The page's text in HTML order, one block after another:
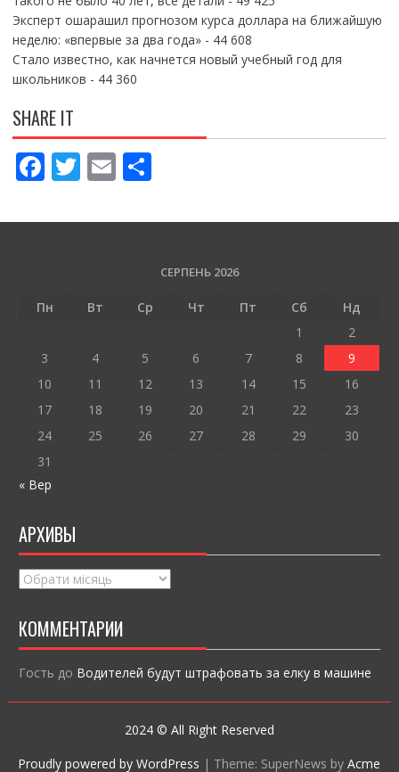
Эксперт ошарашил прогнозом курса доллара на ближайшую
неделю: «впервые за два года»- 44 608
Стало известно, как начнется новый учебный год для
школьников - 44 360
SHARE IT
F
e
o
T
itt
E
ai
П
ді
и
т
СЕРПЕНЬ 2026
Пн Вт Ср Чт Пт Сб
Нд
1
2
3
4 5 6 7 8
9
10
11 12 13 14 15
16
17
18 19 20 21 22
23
24
25 26 27 28 29
30
31
« Вер
АРХИВЫ
Архивы
КОММЕНТАРИИ
Гость до Водителей будут штрафовать за елку в машине
2024 © All Right Reserved
Proudly powered by WordPress | Theme: SuperNews byAcme